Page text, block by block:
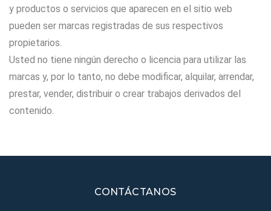
y productos o servicios que aparecen en el sitio web
pueden ser marcas registradas de sus respectivos
propietarios.
Usted no tiene ningún derecho o licencia para utilizar las
marcas y, por lo tanto, no debe modificar, alquilar, arrendar,
prestar, vender, distribuir o crear trabajos derivados del
contenido.
CONTÁCTANOS